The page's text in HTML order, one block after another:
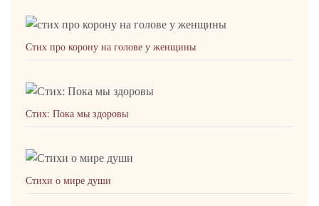
Стих про корону на голове у женщины
Стих: Пока мы здоровы
Стихи о мире души